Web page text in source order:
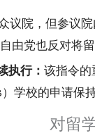
议院，但参议
由党也反对将
执行： 该指令的
学校的申请保
对留